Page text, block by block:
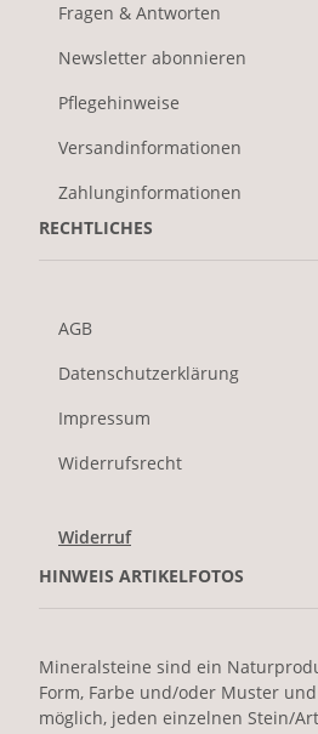
Fragen & Antworten
Newsletter abonnieren
Pflegehinweise
Versandinformationen
Zahlunginformationen
RECHTLICHES
AGB
Datenschutzerklärung
Impressum
Widerrufsrecht
Widerruf
HINWEIS ARTIKELFOTOS
Mineralsteine sind ein
Form, Farbe und/oder Muster
möglich, jeden einzelnen Stein/